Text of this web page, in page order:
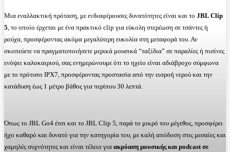
Μια εναλλακτική πρόταση, με ενδιαφέρουσες δυνατότητες είναι και το JBL Clip
5, το οποίο έρχεται με ένα πρακτικό clip για εύκολη στερέωση σε τσάντες ή
ρούχα, προσφέροντας ακόμα μεγαλύτερη ευκολία στη μεταφορά του. Αν
σκοπεύετε να πραγματοποιήσετε μερικά μουσικά “ταξίδια” σε παραλίες ή πισίνες
ενόψει καλοκαιριού, σας ενημερώνουμε ότι το ηχείο είναι αδιάβροχο σύμφωνα
με το πρότυπο IPX7, προσφέροντας προστασία από την εισροή νερού και την
κατάδυση έως 1 μέτρο βάθος για περίπου 30 λεπτά.
Όπως το JBL Go4 έτσι και το JBL Clip 5, παρά το μικρό του μέγεθος, προσφέρει
ήχο καθαρό και δυνατό για την κατηγορία του, με καλή απόδοση στις μεσαίες και
χαμηλές συχνότητες και είναι τέλειο για ακρόαση μουσικής και podcast σε